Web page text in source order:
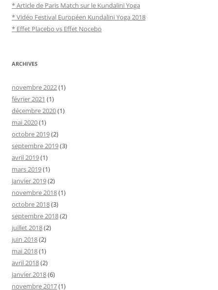
* Article de Paris Match sur le Kundalini Yoga
* Vidéo Festival Européen Kundalini Yoga 2018
* Effet Placebo vs Effet Nocebo
ARCHIVES
novembre 2022(1)
février 2021 (1)
décembre 2020(1)
mai 2020(1)
octobre 2019(2)
septembre 2019(3)
avril 2019(1)
mars 2019(1)
janvier 2019(2)
novembre 2018(1)
octobre 2018(3)
septembre 2018(2)
juillet 2018(2)
juin 2018(2)
mai 2018(1)
avril 2018(2)
janvier 2018(6)
novembre 2017(1)